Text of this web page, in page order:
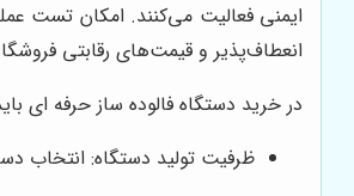
ایمنی فعالیت می‌کنند. امکان تست
انعطاف‌پذیر و قیمت‌های رقابتی
در خرید دستگاه فالوده ساز حرفه ای
ظرفیت تولید دستگاه: انتخاب